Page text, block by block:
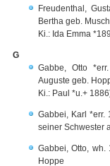
Freudenthal,
Bertha geb. Musch
Ki.: Ida Emma
G
Gabbe, Otto
Auguste geb.
Ki.: Paul *u.+
Gabbei, Karl *err.
seiner Schwester
Gabbei, Otto, wh.
Hoppe